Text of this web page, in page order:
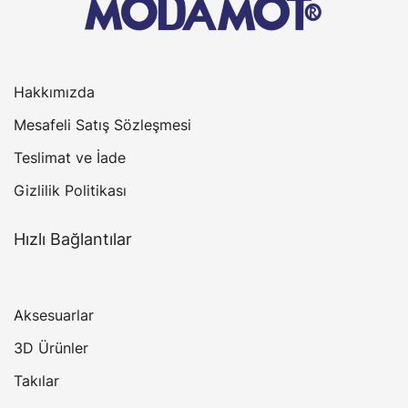
Hakkımızda
Mesafeli Satış Sözleşmesi
Teslimat ve İade
Gizlilik Politikası
Hızlı Bağlantılar
Aksesuarlar
3D Ürünler
Takılar